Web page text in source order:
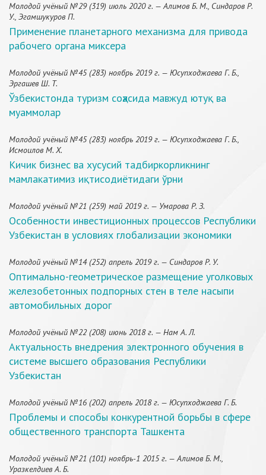
Молодой учёный №29 (319) июль 2020 г. — Алимов Б. М., Синдаров Р.
У., Эгамшукуров П.
Применение планетарного механизма для привода
рабочего органа миксера
Молодой учёный №45 (283) ноябрь 2019 г. — Юсупходжаева Г. Б.,
Эргашев Ш. Т.
Ўзбекистонда туризм соҳасида мавжуд ютуқ ва
муаммолар
Молодой учёный №45 (283) ноябрь 2019 г. — Юсупходжаева Г. Б.,
Исмоилов М. Х.
Кичик бизнес ва хусусий тадбиркорликнинг
мамлакатимиз иқтисодиётидаги ўрни
Молодой учёный №21 (259) май 2019 г. — Умарова Р. З.
Особенности инвестиционных процессов Республики
Узбекистан в условиях глобализации экономики
Молодой учёный №14 (252) апрель 2019 г. — Синдаров Р. У.
Оптимально-геометрическое размещение уголковых
железобетонных подпорных стен в теле насыпи
автомобильных дорог
Молодой учёный №22 (208) июнь 2018 г. — Нам А. Л.
Актуальность внедрения электронного обучения в
системе высшего образования Республики
Узбекистан
Молодой учёный №16 (202) апрель 2018 г. — Юсупходжаева Г. Б.
Проблемы и способы конкурентной борьбы в сфере
общественного транспорта Ташкента
Молодой учёный №21 (101) ноябрь-1 2015 г. — Алимов Б. М.,
Уразкелдиев А. Б.